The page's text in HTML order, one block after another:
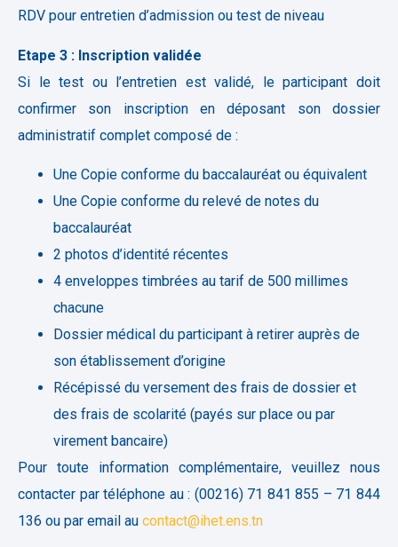
RDV pour entretien d’admission ou test de niveau
Etape 3 : Inscription validée
Si le test ou l’entretien est validé, le participant doit
confirmer son inscription en déposant son dossier
administratif complet composé de :
Une Copie conforme du baccalauréat ou équivalent
Une Copie conforme du relevé de notes du
baccalauréat
2 photos d’identité récentes
4 enveloppes timbrées au tarif de 500 millimes
chacune
Dossier médical du participant à retirer auprès de
son établissement d’origine
Récépissé du versement des frais de dossier et
des frais de scolarité (payés sur place ou par
virement bancaire)
Pour toute information complémentaire, veuillez nous
contacter par téléphone au : (00216) 71 841 855 – 71 844
136 ou par email au contact@ihet.ens.tn